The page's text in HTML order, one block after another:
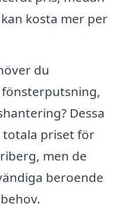
kosta mer per
du
Dessa
priset för
men de
beroende